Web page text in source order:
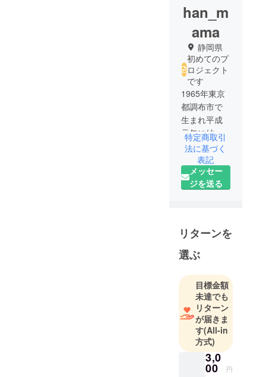
han_m
ama
静岡県
初めてのプ
ロジェクト
です
1965年東京
都調布市で
生まれ平成
元年に結婚
二人の子供
を授かり長
野県にて平
成3年にレン
4年前に事業
継承で宿を
譲り東京に
戻り夫婦で
知的障害施
設にて働き
現在に至る
特定商取引
法に基づく
表記
メッセー
ジを送る
リターンを
選ぶ
目標金額
未達でも
リターン
が届きま
す(All-in
方式)
3,0
00 円